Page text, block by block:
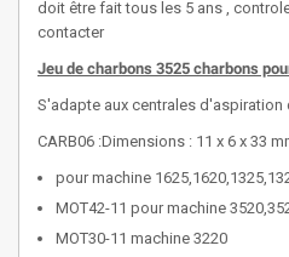
doit être fait tous les 5 ans ,
contacter
Jeu de charbons 3525 charbons
S'adapte aux centrales d'aspiration
CARB06 :Dimensions : 11 x 6 x 33
pour machine
MOT42-11 pour machine
MOT30-11 machine 3220